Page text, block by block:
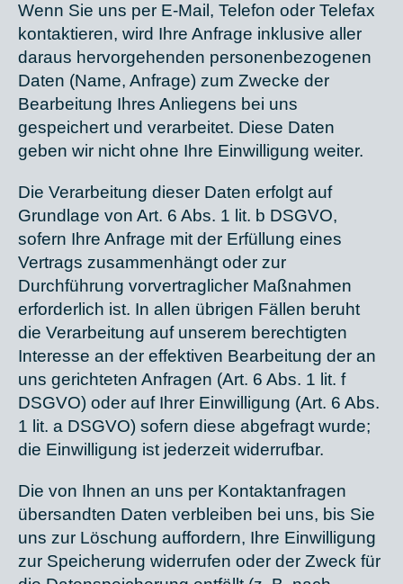
Wenn Sie uns per E-Mail, Telefon oder Telefax
kontaktieren, wird Ihre Anfrage inklusive aller
daraus hervorgehenden personenbezogenen
Daten (Name, Anfrage) zum Zwecke der
Bearbeitung Ihres Anliegens bei uns
gespeichert und verarbeitet. Diese Daten
geben wir nicht ohne Ihre Einwilligung weiter.
Die Verarbeitung dieser Daten erfolgt auf
Grundlage von Art. 6 Abs. 1 lit. b DSGVO,
sofern Ihre Anfrage mit der Erfüllung eines
Vertrags zusammenhängt oder zur
Durchführung vorvertraglicher Maßnahmen
erforderlich ist. In allen übrigen Fällen beruht
die Verarbeitung auf unserem berechtigten
Interesse an der effektiven Bearbeitung der an
uns gerichteten Anfragen (Art. 6 Abs. 1 lit. f
DSGVO) oder auf Ihrer Einwilligung (Art. 6 Abs.
1 lit. a DSGVO) sofern diese abgefragt wurde;
die Einwilligung ist jederzeit widerrufbar.
Die von Ihnen an uns per Kontaktanfragen
übersandten Daten verbleiben bei uns, bis Sie
uns zur Löschung auffordern, Ihre Einwilligung
zur Speicherung widerrufen oder der Zweck für